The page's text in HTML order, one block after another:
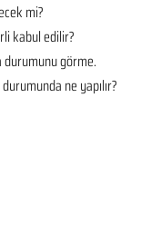
mi?
kabul edilir?
görme.
ne yapılır?